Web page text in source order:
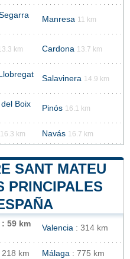
Manresa 11 km
km Cardona 13.7 km
Salavinera 14.9 km
Boix Pinós 16.1 km
16.3 km Navás 16.7 km
SANT MATEU
PRINCIPALES
: 59 km Valencia : 314 km
218 km Málaga : 775 km